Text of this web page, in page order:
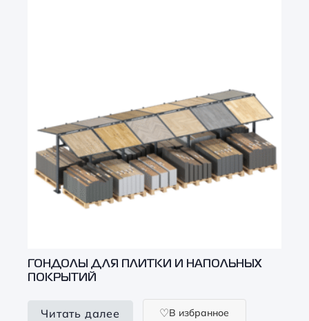
ГОНДОЛЫ ДЛЯ ПЛИТКИ И НАПОЛЬНЫХ
ПОКРЫТИЙ
Читать далее В избранное